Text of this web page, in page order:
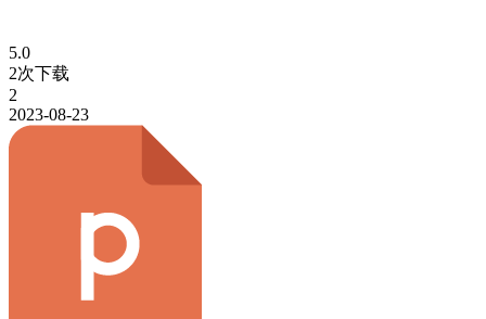
5.0
2次下载
2
2023-08-23